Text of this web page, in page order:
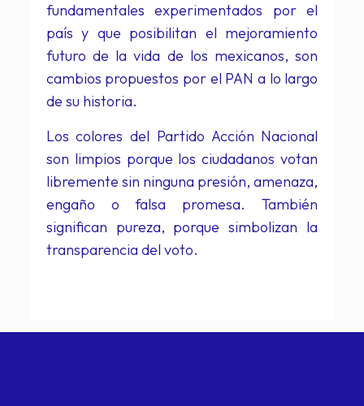
fundamentales experimentados por el
país y que posibilitan el mejoramiento
futuro de la vida de los mexicanos, son
cambios propuestos por el PAN a lo largo
de su historia.
Los colores del Partido Acción Nacional
son limpios porque los ciudadanos votan
libremente sin ninguna presión, amenaza,
engaño o falsa promesa. También
significan pureza, porque simbolizan la
transparencia del voto.